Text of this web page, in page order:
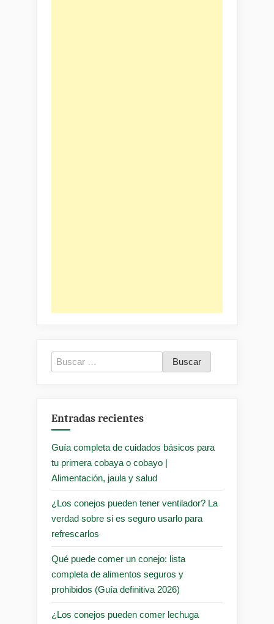
Buscar:
Entradas recientes
Guía completa de cuidados básicos para
tu primera cobaya o cobayo |
Alimentación, jaula y salud
¿Los conejos pueden tener ventilador? La
verdad sobre si es seguro usarlo para
refrescarlos
Qué puede comer un conejo: lista
completa de alimentos seguros y
prohibidos (Guía definitiva 2026)
¿Los conejos pueden comer lechuga